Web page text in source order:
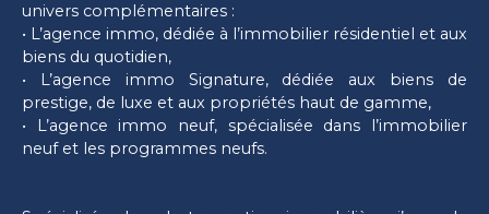
univers complémentaires :
• L’agence immo, dédiée à l’immobilier résidentiel et aux
biens du quotidien,
• L’agence immo Signature, dédiée aux biens de
prestige, de luxe et aux propriétés haut de gamme,
• L’agence immo neuf, spécialisée dans l’immobilier
neuf et les programmes neufs.